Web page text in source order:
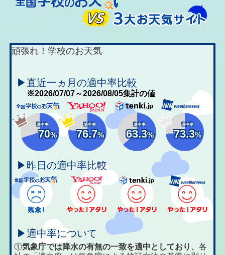
頑張れ！学校のお天気
▶直近一ヵ月の適中率比較
※2026/07/07～2026/08/05集計の値
適中率
70%
適中率
76.7%
適中率
63.3%
適中率
73.3%
▶昨日の適中率比較
▶適中率について
①気象庁では降水の有無の一致を適中としており、各